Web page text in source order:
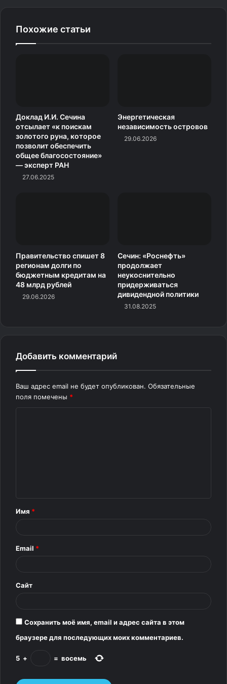
Похожие статьи
Доклад И.И. Сечина
отсылает «к поискам
золотого руна, которое
позволит обеспечить
общее благосостояние»
— эксперт РАН
27.06.2025
Энергетическая
независимость островов
29.06.2026
Правительство спишет 8
регионам долги по
бюджетным кредитам на
48 млрд рублей
29.06.2026
Сечин: «Роснефть»
продолжает
неукоснительно
придерживаться
дивидендной политики
31.08.2025
Добавить комментарий
Ваш адрес email не будет опубликован. Обязательные
поля помечены *
и
*
Имя *
Email *
Сайт
Сохранить моё имя, email и адрес сайта в этом
браузере для последующих моих комментариев.
5 + = восемь